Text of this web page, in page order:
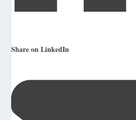
Share on LinkedIn